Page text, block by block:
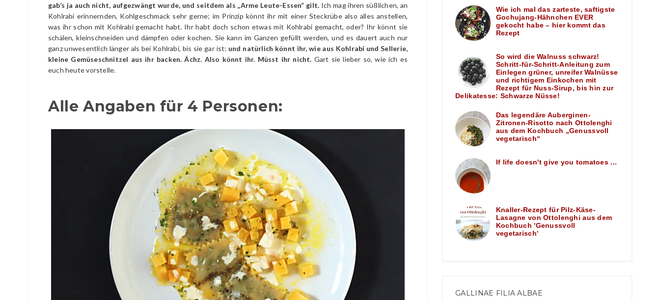
gab’s ja auch nicht, aufgezwängt wurde, und seitdem als „Arme Leute-Essen“ gilt. Ich mag ihren süßlichen, an
Kohlrabi erinnernden, Kohlgeschmack sehr gerne; im Prinzip könnt ihr mit einer Steckrübe also alles anstellen,
was ihr schon mit Kohlrabi gemacht habt. Ihr habt doch schon etwas mit Kohlrabi gemacht, oder? Ihr könnt sie
schälen, kleinschneiden und dämpfen oder kochen. Sie kann im Ganzen gefüllt werden, und es dauert auch nur
ganz unwesentlich länger als bei Kohlrabi, bis sie gar ist; und natürlich könnt ihr, wie aus Kohlrabi und Sellerie,
kleine Gemüseschnitzel aus ihr backen. Ächz. Also könnt ihr. Müsst ihr nicht. Gart sie lieber so, wie ich es
euch heute vorstelle.
Alle Angaben für 4 Personen:
Wie ich mal das zarteste, saftigste
Gochujang-Hähnchen EVER
gekocht habe – hier kommt das
Rezept
So wird die Walnuss schwarz!
Schritt-für-Schritt-Anleitung zum
Einlegen grüner, unreifer Walnüsse
und richtigem Einkochen mit
Rezept für Nuss-Sirup, bis hin zur
Delikatesse: Schwarze Nüsse!
Das legendäre Auberginen-
Zitronen-Risotto nach Ottolenghi
aus dem Kochbuch „Genussvoll
vegetarisch“
If life doesn't give you tomatoes ...
Knaller-Rezept für Pilz-Käse-
Lasagne von Ottolenghi aus dem
Kochbuch 'Genussvoll
vegetarisch'
GALLINAE FILIA ALBAE